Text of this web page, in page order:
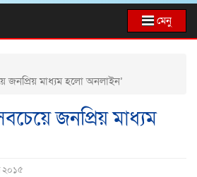
মেনু
জনপ্রিয় মাধ্যম হলো অনলাইন’
জনপ্রিয় মাধ্যম
২০১৫